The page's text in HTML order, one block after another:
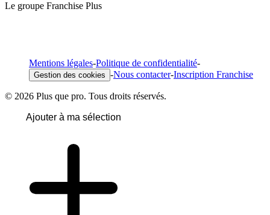
Le groupe Franchise Plus
Mentions légales-Politique de confidentialité-
Gestion des cookies -Nous contacter-Inscription Franchise
© 2026 Plus que pro. Tous droits réservés.
Ajouter à ma sélection